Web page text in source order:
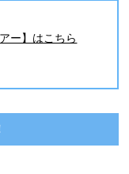
ー】はこちら